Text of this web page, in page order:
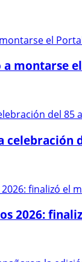
a montarse
celebración
2026: